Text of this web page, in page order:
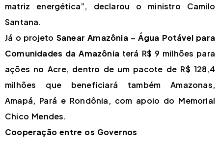
matriz energética”, declarou o ministro Camilo
Santana.
Já o projeto Sanear Amazônia – Água Potável para
Comunidades da Amazônia terá R$ 9 milhões para
ações no Acre, dentro de um pacote de R$ 128,4
milhões que beneficiará também Amazonas,
Amapá, Pará e Rondônia, com apoio do Memorial
Chico Mendes.
Cooperação entre os Governos